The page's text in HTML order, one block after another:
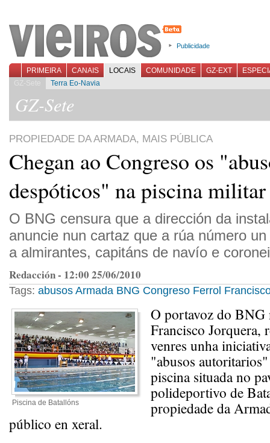
Publicidade
PRIMEIRA CANAIS LOCAIS COMUNIDADE GZ-EXT
GZ-Sete
Terra Eo-Navia
GZ-Sete
PROPIEDADE DA ARMADA, MAIS PÚBLICA
Chegan ao Congreso os
despóticos" na piscina
O BNG censura que a dirección da
anuncie nun cartaz que a rúa número
a almirantes, capitáns de navío e
Redacción - 12:00 25/06/2010
Tags: abusos Armada BNG Congreso Ferrol
Piscina de Batallóns
O portavoz do BNG
Francisco Jorquera,
venres unha
"abusos
piscina situada no
polideportivo de
propiedade da
público en xeral.